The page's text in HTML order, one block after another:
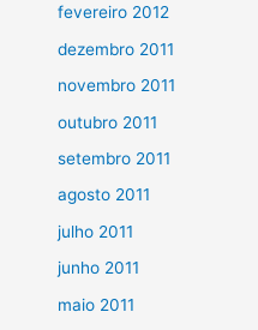
fevereiro 2012
dezembro 2011
novembro 2011
outubro 2011
setembro 2011
agosto 2011
julho 2011
junho 2011
maio 2011